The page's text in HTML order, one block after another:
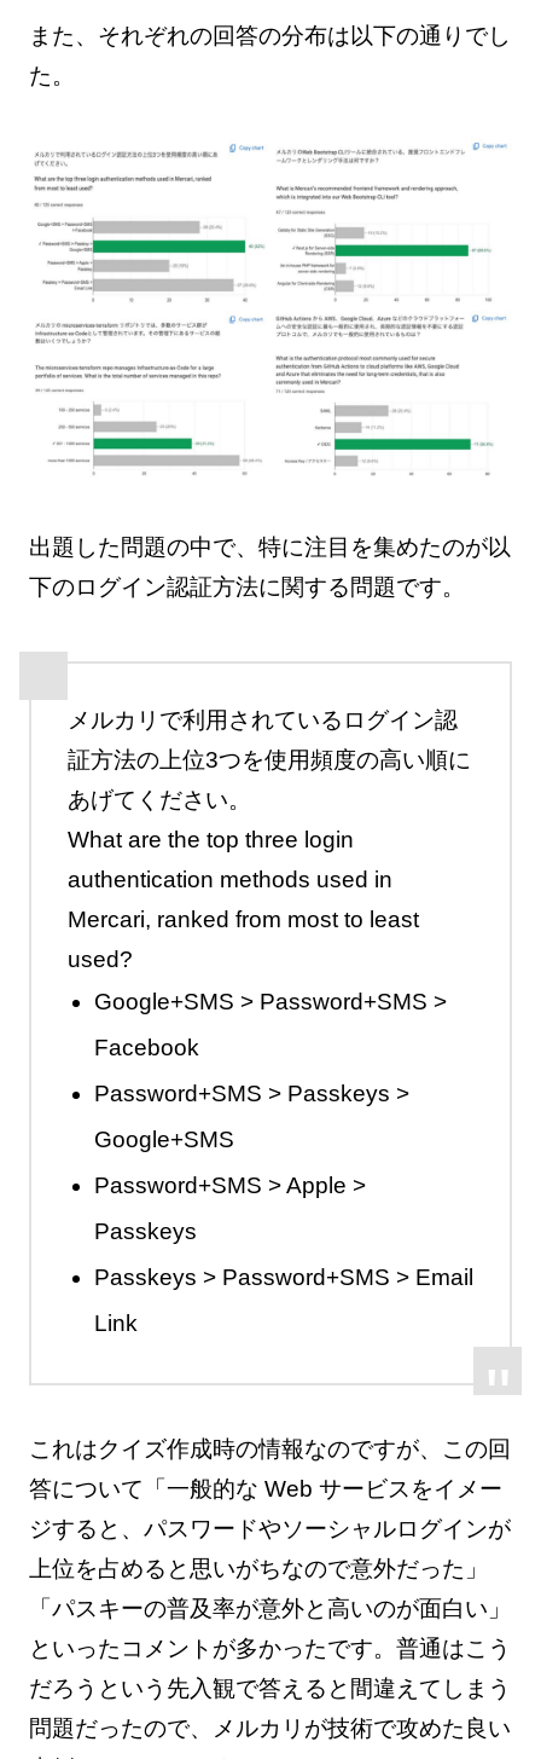
また、それぞれの回答の分布は以下の通りでし
た。
出題した問題の中で、特に注目を集めたのが以
下のログイン認証方法に関する問題です。
メルカリで利用されているログイン認
証方法の上位3つを使用頻度の高い順に
あげてください。
What are the top three login
authentication methods used in
Mercari, ranked from most to least
used?
Google+SMS > Password+SMS >
Facebook
Password+SMS > Passkeys >
Google+SMS
Password+SMS > Apple >
Passkeys
Passkeys > Password+SMS > Email
Link
これはクイズ作成時の情報なのですが、この回
答について「一般的な Web サービスをイメー
ジすると、パスワードやソーシャルログインが
上位を占めると思いがちなので意外だった」
「パスキーの普及率が意外と高いのが面白い」
といったコメントが多かったです。普通はこう
だろうという先入観で答えると間違えてしまう
問題だったので、メルカリが技術で攻めた良い